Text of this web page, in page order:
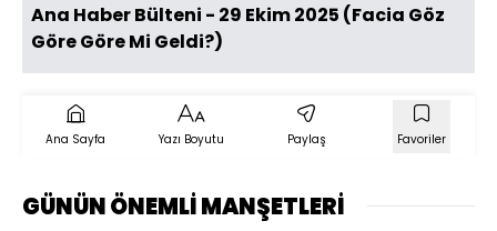
Ana Haber Bülteni - 29 Ekim 2025 (Facia Göz
Göre Göre Mi Geldi?)
Ana Sayfa Yazı Boyutu Paylaş Favoriler
GÜNÜN ÖNEMLİ MANŞETLERİ